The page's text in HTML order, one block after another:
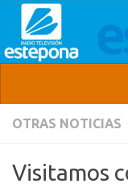
OTRAS NOTICIAS
Visitamos